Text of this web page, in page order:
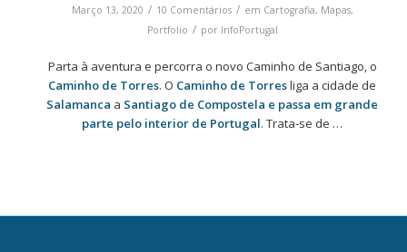
Março 13, 2020 / 10 Comentários / em Cartografia, Mapas,
Portfolio / por InfoPortugal
Parta à aventura e percorra o novo Caminho de Santiago, o
Caminho de Torres. O Caminho de Torresliga a cidade de
Salamanca a Santiago de Compostela e passa em grande
parte pelo interior de Portugal. Trata-se de …